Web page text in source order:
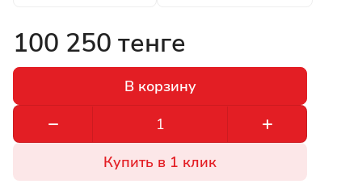
100 250 тенге
В корзину
Купить в 1 клик